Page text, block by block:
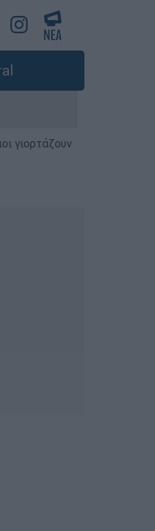
γιορτάζουν